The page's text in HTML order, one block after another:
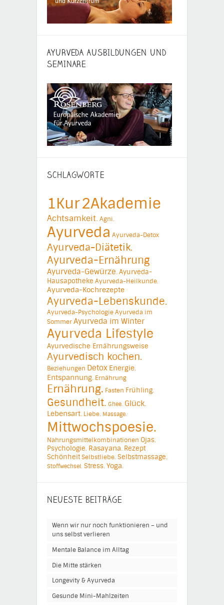
AYURVEDA AUSBILDUNGEN UND
SEMINARE
SCHLAGWORTE
1Kur2Akademie
Achtsamkeit. Agni.
Ayurveda Ayurveda-Detox
Ayurveda-Diätetik.
Ayurveda-Ernährung
Ayurveda-Gewürze.Ayurveda-
Hausapotheke Ayurveda-Heilkunde.
Ayurveda-Kochrezepte
Ayurveda-Lebenskunde.
Ayurveda-PsychologieAyurveda im
SommerAyurveda im Winter
Ayurveda Lifestyle
Ayurvedische Ernährungsweise
Ayurvedisch kochen.
Beziehungen Detox Energie.
Entspannung. Ernährung
Ernährung. Fasten Frühling.
Gesundheit. Ghee. Glück.
Lebensart. Liebe. Massage.
Mittwochspoesie.
Nahrungsmittelkombinationen Ojas.
Psychologie. Rasayana. Rezept
SchönheitSelbstliebe. Selbstmassage.
Stoffwechsel. Stress.Yoga.
NEUESTE BEITRÄGE
Wenn wir nur noch funktionieren – und
uns selbst verlieren
Mentale Balance im Alltag
Die Mitte stärken
Longevity & Ayurveda
Gesunde Mini-Mahlzeiten